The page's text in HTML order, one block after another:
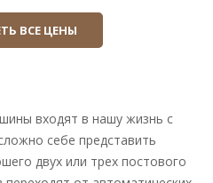
ВСЕ ЦЕНЫ
входят в нашу жизнь с
себе представить
двух или трех постового